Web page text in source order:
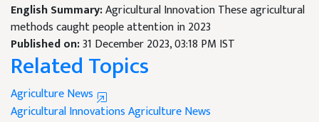
English Summary:Agricultural Innovation These agricultural
methods caught people attention in 2023
Published on:31 December 2023, 03:18 PM IST
Related Topics
Agriculture News
Agricultural InnovationsAgriculture News